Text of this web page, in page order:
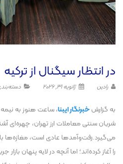
در انتظار سیگنال از ترکیه
رادین ژانویه 31, 2026
به گزارشخبرنگارایبنا، ساعت هنوز به نیمه
شریان سنتی معاملات ارز تهران، چهره‌ای
می‌گیرد.رفت‌و‌آمد‌ها عادی است، مغازه‌ها
را آغاز کرده‌اند؛ اما آنچه در لایه پنهان